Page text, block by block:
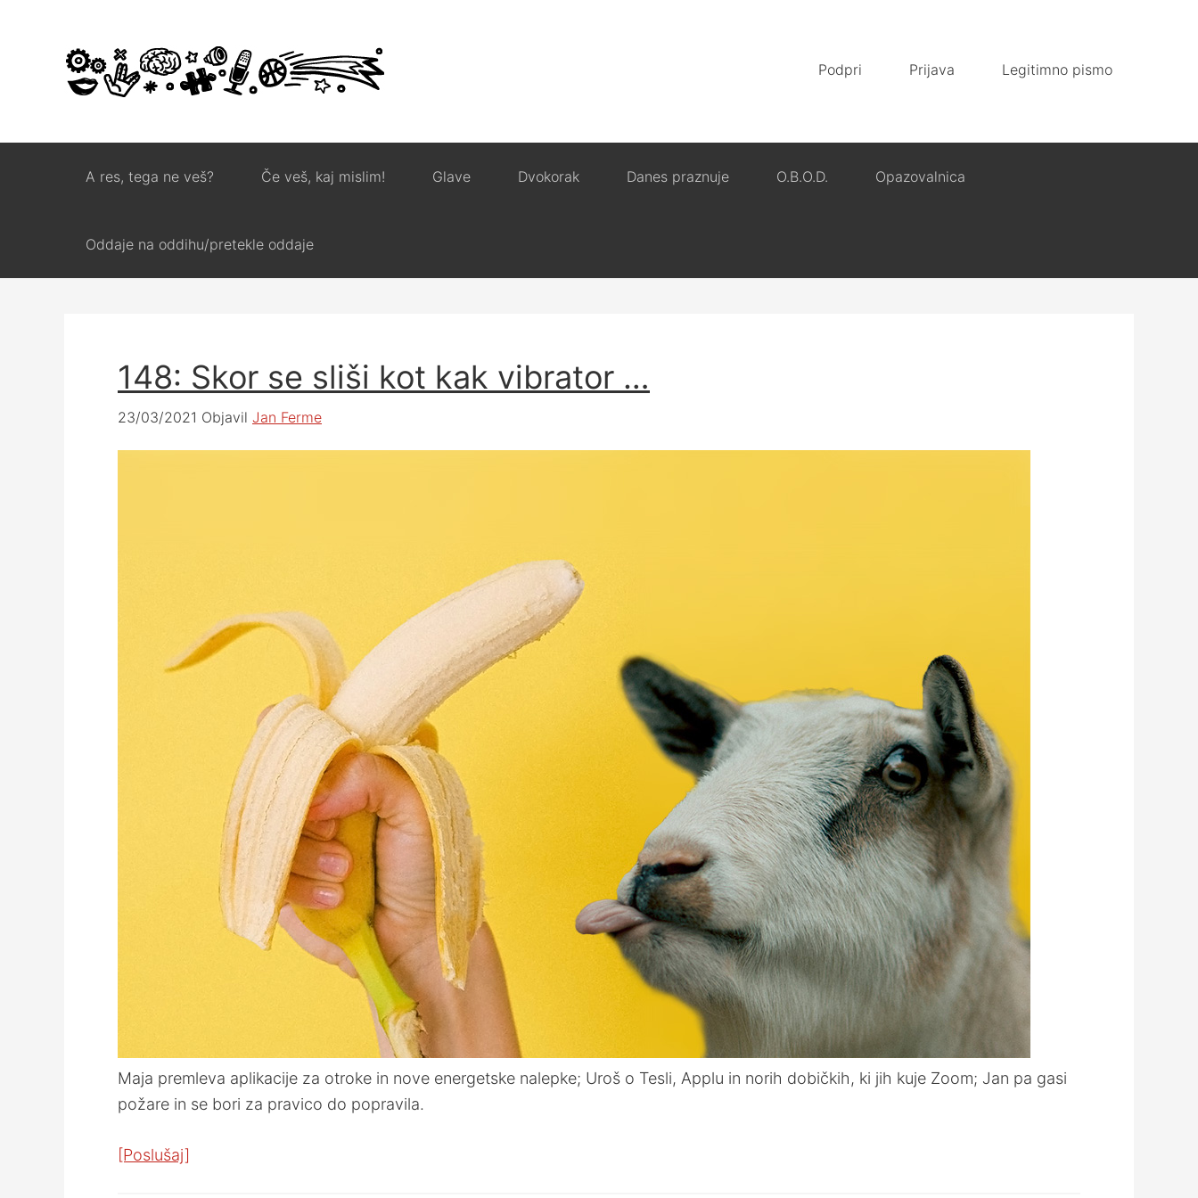
Podpri Prijava Legitimno pismo
A res, tega ne veš? Če veš, kaj mislim! Glave Dvokorak Danes praznuje O.B.O.D. Opazovalnica
Oddaje na oddihu/pretekle oddaje
148: Skor se sliši kot kak vibrator …
23/03/2021 Objavil Jan Ferme
Maja premleva aplikacije za otroke in nove energetske nalepke; Uroš o Tesli, Applu in norih dobičkih, ki jih kuje Zoom; Jan pa gasi
požare in se bori za pravico do popravila.
[Poslušaj]